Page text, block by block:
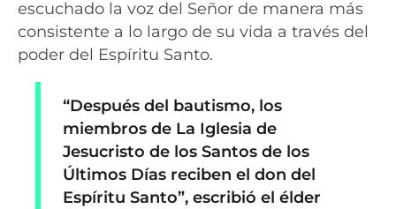
escuchado la voz del Señor de manera más
consistente a lo largo de su vida a través del
poder del Espíritu Santo.
“Después del bautismo, los
miembros de La Iglesia de
Jesucristo de los Santos de los
Últimos Días reciben el don del
Espíritu Santo”, escribió el élder